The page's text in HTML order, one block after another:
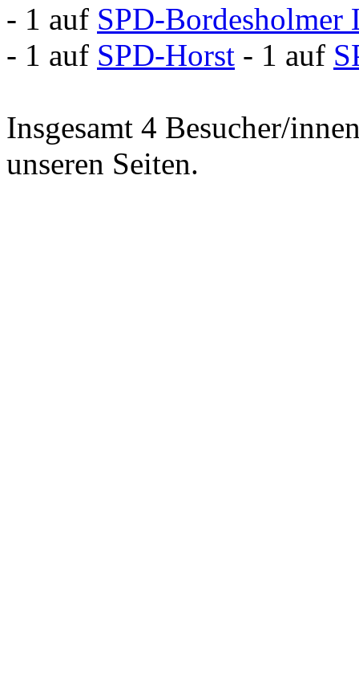
- 1 auf SPD-Bordesholmer
- 1 auf SPD-Horst - 1 auf
Insgesamt 4 Besucher/
unseren Seiten.